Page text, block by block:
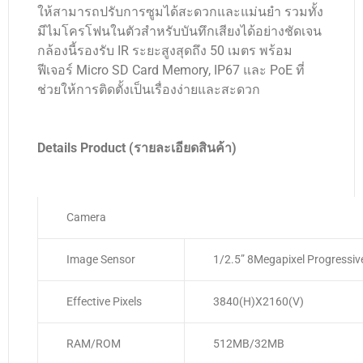
ให้สามารถปรับการซูมได้สะดวกและแม่นยำ รวมทั้ง
มีไมโครโฟนในตัวสำหรับบันทึกเสียงได้อย่างชัดเจน
กล้องนี้รองรับ IR ระยะสูงสุดถึง 50 เมตร พร้อม
ฟีเจอร์ Micro SD Card Memory, IP67 และ PoE ที่
ช่วยให้การติดตั้งเป็นเรื่องง่ายและสะดวก
Details Product (รายละเอียดสินค้า)
Camera
Image Sensor 1/2.5” 8Megapixel
Effective Pixels 3840(H)x2160(V)
RAM/ROM 512MB/32MB